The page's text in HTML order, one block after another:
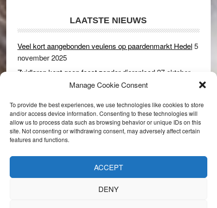
Manage Cookie Consent
To provide the best experiences, we use technologies like cookies to store
and/or access device information. Consenting to these technologies will
allow us to process data such as browsing behavior or unique IDs on this
site. Not consenting or withdrawing consent, may adversely affect certain
features and functions.
ACCEPT
DENY
LAATSTE NIEUWS
Veel kort aangebonden veulens op paardenmarkt Hedel5
november 2025
Zuidlaren kent geen feest zonder dierenleed27 oktober
Rijswijk (Gld) 2 december 2024
Dikbillen sieren de troon op schaamteloos Leste Merte in
Druten 8 november 2024